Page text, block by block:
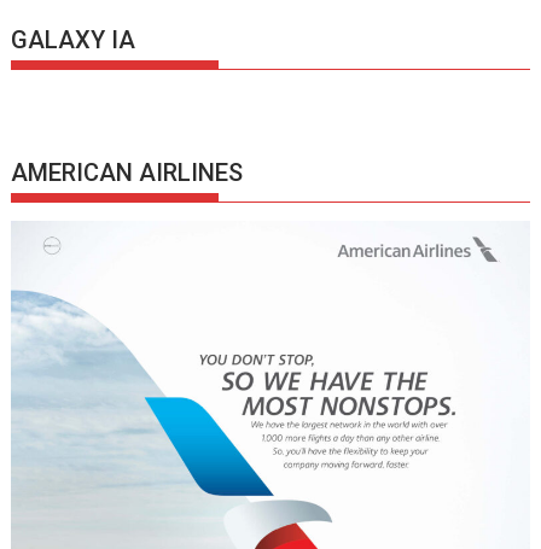
GALAXY IA
AMERICAN AIRLINES